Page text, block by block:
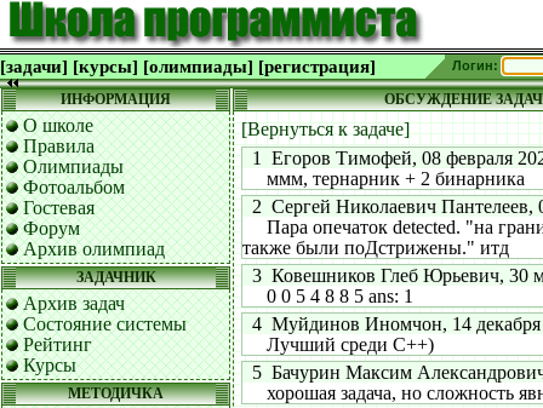
[задачи] [курсы] [олимпиады] [регистрация] Логин:
ИНФОРМАЦИЯ
О школе
Правила
Олимпиады
Фотоальбом
Гостевая
Форум
Архив олимпиад
ЗАДАЧНИК
Архив задач
Состояние системы
Рейтинг
Курсы
МЕТОДИЧКА
ОБСУЖДЕНИЕ
[Вернуться к задаче]
1 Егоров Тимофей, 08 февраля
ммм, тернарник + 2 бинарника
2 Сергей Николаевич Пантелеев,
Пара опечаток detected. "на
также были поДстрижены." итд
3 Ковешников Глеб Юрьевич, 30
0 0 5 4 8 8 5 ans: 1
4 Муйдинов Иномчон, 14 декабря
Лучший среди C++)
5 Бачурин Максим
хорошая задача, но сложность